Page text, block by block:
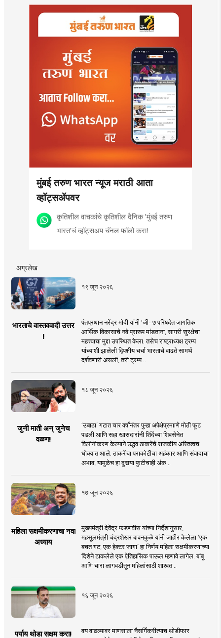
मुंबई तरुण भारत न्यूज मराठी आता
व्हॉट्सॲपवर
कृतिशील वाचकांचे कृतिशील दैनिक 'मुंबई तरुण
भारत'चं व्हॉट्सअप चॅनल फॉलो करा!
अग्रलेख
१९ जून २०२६
भारताचे वास्तववादी उत्तर
!
पंतप्रधान नरेंद्र मोदी यांनी 'जी- ७ परिषदेत जागतिक
आर्थिक विकासाचे नवे प्रारूप मांडताना, सागरी सुरक्षेचा
महत्त्वाचा मुद्दा उपस्थित केला. तसेच राष्ट्राध्यक्ष ट्रम्प
यांच्याशी झालेली द्विपक्षीय चर्चा भारताचे वाढते सामर्थ
दर्शवणारी असली, तरी ट्रम्प ..
१८ जून २०२६
जुनी माती अन् जुनेच
वळण!
‘उबाठा’ गटात चार वर्षांनंतर पुन्हा अपेक्षेप्रमााणे मोठी फूट
पडली आणि सहा खासदारांनी शिंदेंच्या शिवसेनेत
विलीनीकरण केल्याने उद्धव ठाकरेंचे राजकीय अस्तित्वच
धोक्यात आले. ठाकरेंचा पराकोटीचा अहंकार आणि संवादाचा
अभाव, यामुळेच हा दुसर्‍या फुटीचाही अंक ..
१७ जून २०२६
महिला सक्षमीकरणाचा नवा
अध्याय
मुख्यमंत्री देवेंद्र फडणवीस यांच्या निर्देशानुसार,
महसूलमंत्री चंद्रशेखर बावनकुळे यांनी जाहीर केलेला ‘एक
बचत गट, एक हेक्टर जागा’ हा निर्णय महिला सक्षमीकरणाच्या
दिशेने टाकलेले एक ऐतिहासिक पाऊल म्हणावे लागेल. बांबू
आणि चारा लागवडीतून महिलांसाठी शाश्वत ..
१६ जून २०२६
पर्याय थोडा सक्षम करा!
वय वाढल्यावर माणसाला नैसर्गिकरीत्याच थोडीफार